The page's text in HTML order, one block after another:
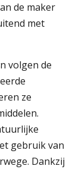
de maker
met
volgen de
ze
gebruik van
Dankzij